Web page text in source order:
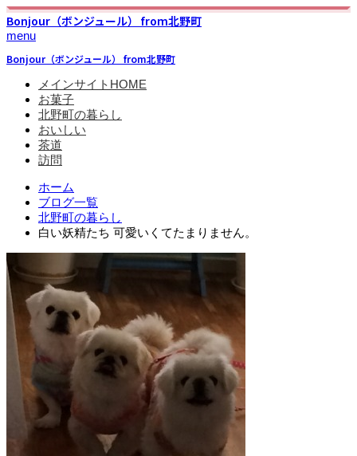
Bonjour（ボンジュール） from北野町
menu
Bonjour（ボンジュール） from北野町
メインサイトHOME
お菓子
北野町の暮らし
おいしい
茶道
訪問
ホーム
ブログ一覧
北野町の暮らし
白い妖精たち 可愛いくてたまりません。